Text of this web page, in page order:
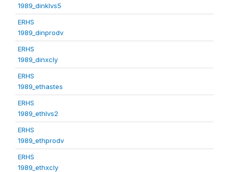
1989_dinklvs5
ERHS
1989_dinprodv
ERHS
1989_dinxcly
ERHS
1989_ethastes
ERHS
1989_ethlvs2
ERHS
1989_ethprodv
ERHS
1989_ethxcly